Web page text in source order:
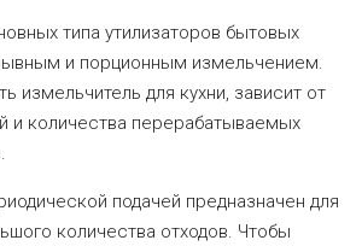
типа утилизаторов бытовых
и порционным измельчением.
измельчитель для кухни, зависит от
и количества перерабатываемых
подачей предназначен для
количества отходов. Чтобы